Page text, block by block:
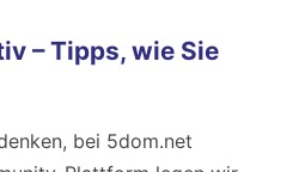
– Tipps, wie Sie
bei 5dom.net